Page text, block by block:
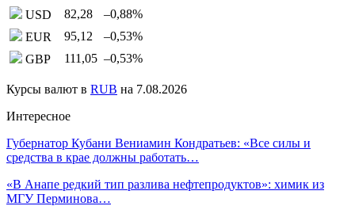
USD
82,28 –0,88%
EUR
95,12 –0,53%
GBP
111,05 –0,53%
Курсы валют в RUB на 7.08.2026
Интересное
Губернатор Кубани Вениамин Кондратьев: «Все силы и
средства в крае должны работать…
«В Анапе редкий тип разлива нефтепродуктов»: химик из
МГУ Перминова…